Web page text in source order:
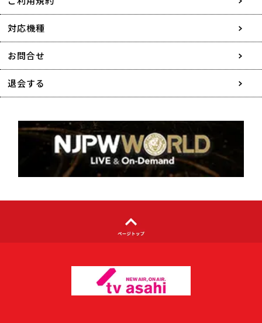
採用情報
協賛・広告媒体のご案内
特定商取引に関する表記
著作権について
利用者情報の外部送信について
対応機種
お問合せ
退会する